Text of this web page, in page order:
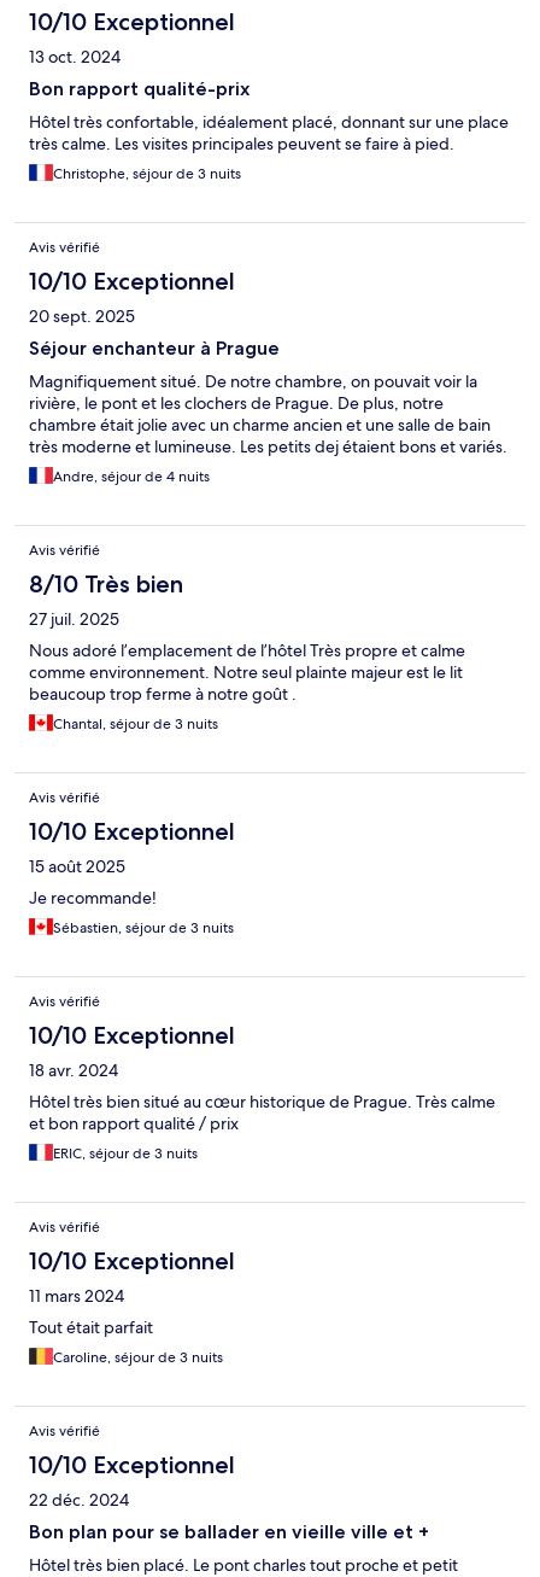
10/10 Exceptionnel
13 oct. 2024
Bon rapport qualité-prix
Hôtel très confortable, idéalement placé, donnant sur une place
très calme. Les visites principales peuvent se faire à pied.
Christophe, séjour de 3 nuits
Avis vérifié
10/10 Exceptionnel
20 sept. 2025
Séjour enchanteur à Prague
Magnifiquement situé. De notre chambre, on pouvait voir la
rivière, le pont et les clochers de Prague. De plus, notre
chambre était jolie avec un charme ancien et une salle de bain
très moderne et lumineuse. Les petits dej étaient bons et variés.
Andre, séjour de 4 nuits
Avis vérifié
8/10 Très bien
27 juil. 2025
Nous adoré l’emplacement de l’hôtel Très propre et calme
comme environnement. Notre seul plainte majeur est le lit
beaucoup trop ferme à notre goût .
Chantal, séjour de 3 nuits
Avis vérifié
10/10 Exceptionnel
15 août 2025
Je recommande!
Sébastien, séjour de 3 nuits
Avis vérifié
10/10 Exceptionnel
18 avr. 2024
Hôtel très bien situé au cœur historique de Prague. Très calme
et bon rapport qualité / prix
ERIC, séjour de 3 nuits
Avis vérifié
10/10 Exceptionnel
11 mars 2024
Tout était parfait
Caroline, séjour de 3 nuits
Avis vérifié
10/10 Exceptionnel
22 déc. 2024
Bon plan pour se ballader en vieille ville et +
Hôtel très bien placé. Le pont charles tout proche et petit